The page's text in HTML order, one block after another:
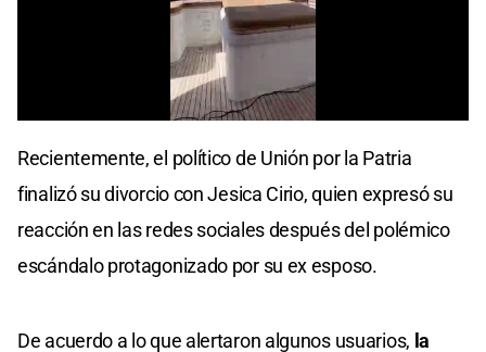
of
seconds
Recientemente, el político de Unión por la Patria
finalizó su divorcio con Jesica Cirio, quien expresó su
reacción en las redes sociales después del polémico
escándalo protagonizado por su ex esposo.
De acuerdo a lo que alertaron algunos usuarios, la